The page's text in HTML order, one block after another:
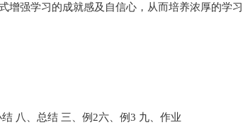
增强学习的成就感及自信心，从而培养浓厚的学习
八、总结 三、例2六、例3 九、作业